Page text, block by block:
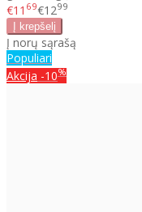
€11 69€1299
Į norų sąrašą
Populiari
Akcija -10%